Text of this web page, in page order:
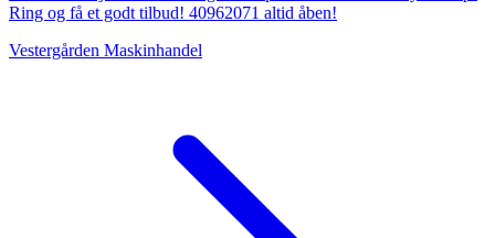
Ring og få et godt tilbud! 40962071 altid åben!
Vestergården Maskinhandel